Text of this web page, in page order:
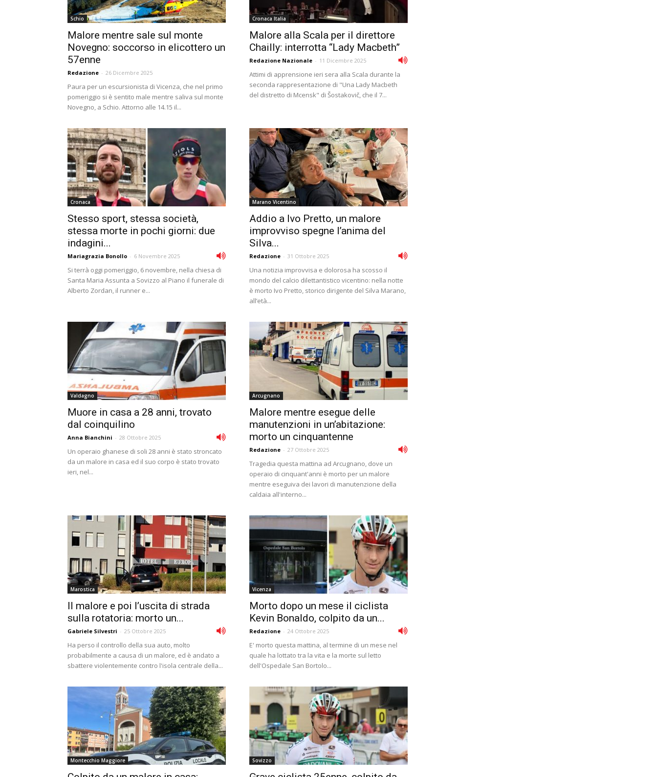
Schio
Malore mentre sale sul monte
Novegno: soccorso in elicottero un
57enne
Redazione - 26 Dicembre 2025
Paura per un escursionista di Vicenza, che nel primo
pomeriggio si è sentito male mentre saliva sul monte
Novegno, a Schio. Attorno alle 14.15 il...
Cronaca Italia
Malore alla Scala per il direttore
Chailly: interrotta “Lady Macbeth”
Redazione Nazionale - 11 Dicembre 2025
Attimi di apprensione ieri sera alla Scala durante la
seconda rappresentazione di "Una Lady Macbeth
del distretto di Mcensk" di Šostakovič, che il 7...
Cronaca
Stesso sport, stessa società,
stessa morte in pochi giorni: due
indagini...
Mariagrazia Bonollo - 6 Novembre 2025
Si terrà oggi pomeriggio, 6 novembre, nella chiesa di
Santa Maria Assunta a Sovizzo al Piano il funerale di
Alberto Zordan, il runner e...
Marano Vicentino
Addio a Ivo Pretto, un malore
improvviso spegne l’anima del
Silva...
Redazione - 31 Ottobre 2025
Una notizia improvvisa e dolorosa ha scosso il
mondo del calcio dilettantistico vicentino: nella notte
è morto Ivo Pretto, storico dirigente del Silva Marano,
all’età...
Valdagno
Muore in casa a 28 anni, trovato
dal coinquilino
Anna Bianchini - 28 Ottobre 2025
Un operaio ghanese di soli 28 anni è stato stroncato
da un malore in casa ed il suo corpo è stato trovato
ieri, nel...
Arcugnano
Malore mentre esegue delle
manutenzioni in un’abitazione:
morto un cinquantenne
Redazione - 27 Ottobre 2025
Tragedia questa mattina ad Arcugnano, dove un
operaio di cinquant'anni è morto per un malore
mentre eseguiva dei lavori di manutenzione della
caldaia all'interno...
Marostica
Il malore e poi l’uscita di strada
sulla rotatoria: morto un...
Gabriele Silvestri - 25 Ottobre 2025
Ha perso il controllo della sua auto, molto
probabilmente a causa di un malore, ed è andato a
sbattere violentemente contro l'isola centrale della...
Vicenza
Morto dopo un mese il ciclista
Kevin Bonaldo, colpito da un...
Redazione - 24 Ottobre 2025
E' morto questa mattina, al termine di un mese nel
quale ha lottato tra la vita e la morte sul letto
dell'Ospedale San Bortolo...
Montecchio Maggiore Sovizzo